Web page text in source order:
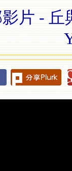
影片 -